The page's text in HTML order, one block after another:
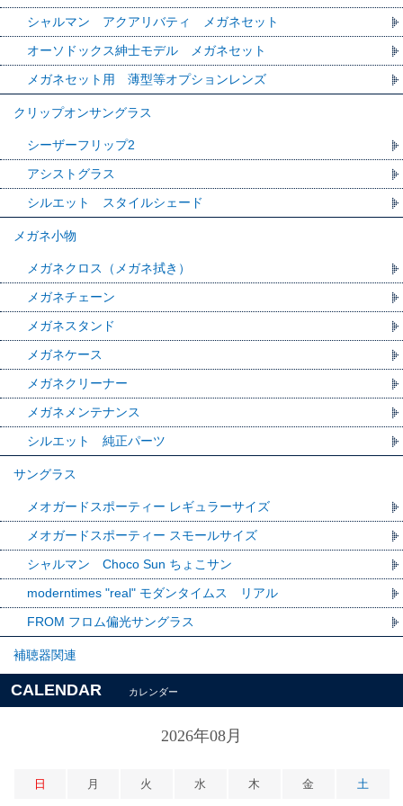
シャルマン アクアリバティ メガネセット
オーソドックス紳士モデル メガネセット
メガネセット用 薄型等オプションレンズ
クリップオンサングラス
シーザーフリップ2
アシストグラス
シルエット スタイルシェード
メガネ小物
メガネクロス（メガネ拭き）
メガネチェーン
メガネスタンド
メガネケース
メガネクリーナー
メガネメンテナンス
シルエット 純正パーツ
サングラス
メオガードスポーティー レギュラーサイズ
メオガードスポーティー スモールサイズ
シャルマン Choco Sun ちょこサン
moderntimes "real" モダンタイムス リアル
FROM フロム偏光サングラス
補聴器関連
CALENDAR カレンダー
2026年08月
日 月 火 水 木 金 土